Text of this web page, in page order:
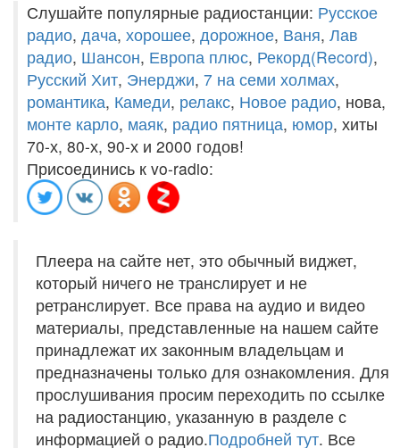
Слушайте популярные радиостанции: Русское
радио, дача, хорошее, дорожное, Ваня, Лав
радио, Шансон, Европа плюс, Рекорд(Record),
Русский Хит, Энерджи, 7 на семи холмах,
романтика, Камеди, релакс, Новое радио, нова,
монте карло, маяк, радио пятница, юмор, хиты
70-х, 80-х, 90-х и 2000 годов!
Присоединись к vo-radio:
Плеера на сайте нет, это обычный виджет,
который ничего не транслирует и не
ретранслирует. Все права на аудио и видео
материалы, представленные на нашем сайте
принадлежат их законным владельцам и
предназначены только для ознакомления. Для
прослушивания просим переходить по ссылке
на радиостанцию, указанную в разделе с
информацией о радио.Подробней тут. Все